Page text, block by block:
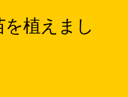
植えまし